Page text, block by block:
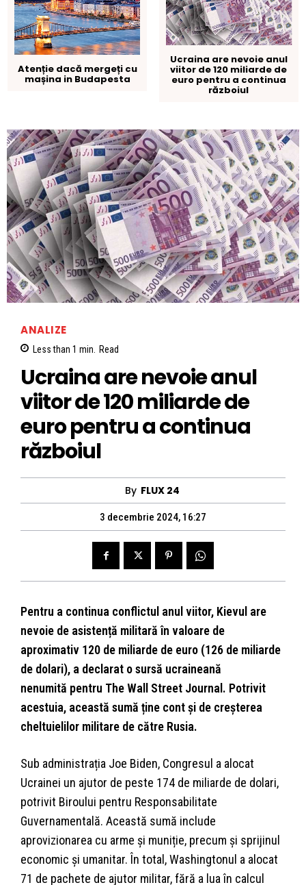
Atenție dacă mergeți cu
mașina in Budapesta
Ucraina are nevoie anul
viitor de 120 miliarde de
euro pentru a continua
războiul